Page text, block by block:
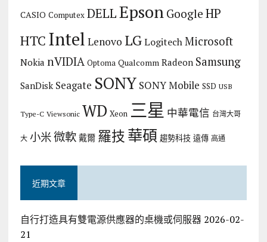
CASIO Computex DELLEpson Google HP
HTC Intel Lenovo LG Logitech Microsoft
Nokia nVIDIA Optoma Qualcomm Radeon Samsung
SanDisk Seagate SONY SONY Mobile SSD USB
Type-C Viewsonic WD Xeon 三星 中華電信 台灣大哥
大 小米微軟 戴爾 羅技華碩 趨勢科技 遠傳 高通
近期文章
自行打造具有雙電源供應器的桌機或伺服器 2026-02-
21